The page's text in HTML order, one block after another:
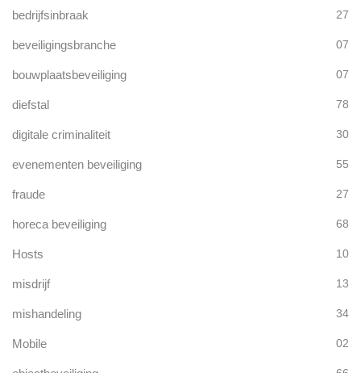
bedrijfsinbraak 27
beveiligingsbranche 07
bouwplaatsbeveiliging 07
diefstal 78
digitale criminaliteit 30
evenementen beveiliging 55
fraude 27
horeca beveiliging 68
Hosts 10
misdrijf 13
mishandeling 34
Mobile 02